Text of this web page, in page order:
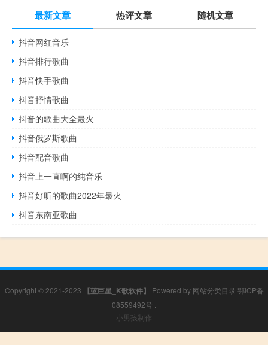
最新文章 热评文章 随机文章
抖音网红音乐
抖音排行歌曲
抖音快手歌曲
抖音抒情歌曲
抖音的歌曲大全最火
抖音俄罗斯歌曲
抖音配音歌曲
抖音上一直啊的纯音乐
抖音好听的歌曲2022年最火
抖音东南亚歌曲
Copyright © 2021-2023 【蓝巨星_K歌软件】 Powered by 网站分类目录 鄂ICP备
08559492号
小男孩制作